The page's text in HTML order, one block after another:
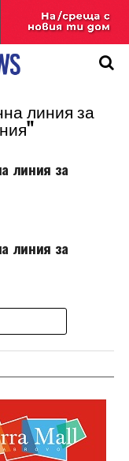
линия за
линия за
линия за